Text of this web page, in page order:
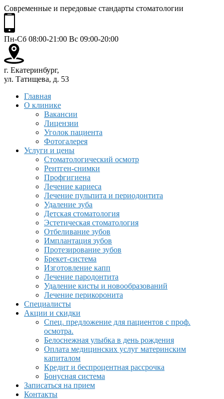
Современные и передовые стандарты стоматологии
Пн-Сб 08:00-21:00 Вс 09:00-20:00
г. Екатеринбург,
ул. Татищева, д. 53
Главная
О клинике
Вакансии
Лицензии
Уголок пациента
Фотогалерея
Услуги и цены
Стоматологический осмотр
Рентген-снимки
Профгигиена
Лечение кариеса
Лечение пульпита и периодонтита
Удаление зуба
Детская стоматология
Эстетическая стоматология
Отбеливание зубов
Имплантация зубов
Протезирование зубов
Брекет-система
Изготовление капп
Лечение пародонтита
Удаление кисты и новообразований
Лечение перикоронита
Специалисты
Акции и скидки
Спец. предложение для пациентов с проф.
осмотра.
Белоснежная улыбка в день рождения
Оплата медицинских услуг материнским
капиталом
Кредит и беспроцентная рассрочка
Бонусная система
Записаться на прием
Контакты